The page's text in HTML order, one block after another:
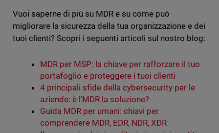
Vuoi saperne di più su MDR e su come può
migliorare la sicurezza della tua organizzazione e dei
tuoi clienti? Scopri i seguenti articoli sul nostro blog:
MDR per MSP: la chiave per rafforzare il tuo
portafoglio e proteggere i tuoi clienti
4 principali sfide della cybersecurity per le
aziende: è l’MDR la soluzione?
Guida MDR per umani: chiavi per
comprendere MDR, EDR, NDR, XDR